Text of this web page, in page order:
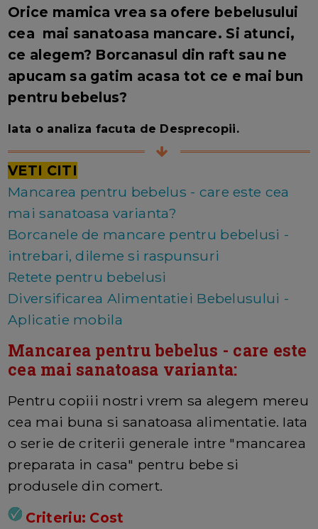
Orice mamica vrea sa ofere bebelusului
cea mai sanatoasa mancare. Si atunci,
ce alegem? Borcanasul din raft sau ne
apucam sa gatim acasa tot ce e mai bun
pentru bebelus?
Iata o analiza facuta de Desprecopii.
VETI CITI
Mancarea pentru bebelus - care este cea
mai sanatoasa varianta?
Borcanele de mancare pentru bebelusi -
intrebari, dileme si raspunsuri
Retete pentru bebelusi
Diversificarea Alimentatiei Bebelusului -
Aplicatie mobila
Mancarea pentru bebelus - care este
cea mai sanatoasa varianta:
Pentru copiii nostri vrem sa alegem mereu
cea mai buna si sanatoasa alimentatie. Iata
o serie de criterii generale intre "mancarea
preparata in casa" pentru bebe si
produsele din comert.
Criteriu: Cost